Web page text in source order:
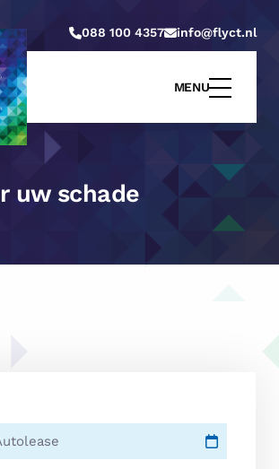
088 100 4357 info@flyct.nl
MENU
uw schade